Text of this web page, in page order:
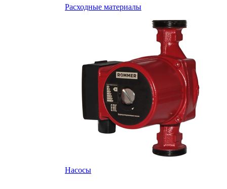
Расходные материалы
Насосы